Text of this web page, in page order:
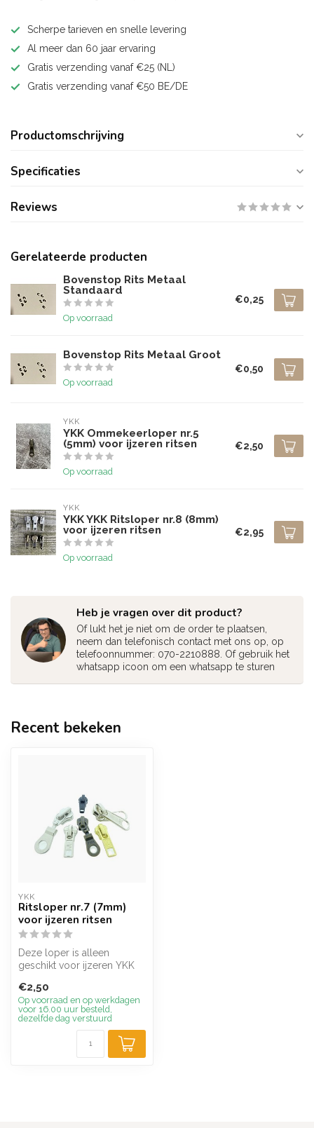
Scherpe tarieven en snelle levering
Al meer dan 60 jaar ervaring
Gratis verzending vanaf €25 (NL)
Gratis verzending vanaf €50 BE/DE
Productomschrijving
Specificaties
Reviews
Gerelateerde producten
Bovenstop Rits Metaal
Standaard
Op voorraad
€0,25
Bovenstop Rits Metaal Groot
Op voorraad
€0,50
YKK
YKK Ommekeerloper nr.5
(5mm) voor ijzeren ritsen
Op voorraad
€2,50
YKK
YKK YKK Ritsloper nr.8 (8mm)
voor ijzeren ritsen
Op voorraad
€2,95
Heb je vragen over dit product?
Of lukt het je niet om de order te plaatsen,
neem dan telefonisch contact met ons op, op
telefoonnummer: 070-2210888. Of gebruik het
whatsapp icoon om een whatsapp te sturen
Recent bekeken
YKK
Ritsloper nr.7 (7mm)
voor ijzeren ritsen
Deze loper is alleen
geschikt voor ijzeren YKK
(7mm)
€2,50
Op voorraad en op werkdagen
voor 16.00 uur besteld,
dezelfde dag verstuurd